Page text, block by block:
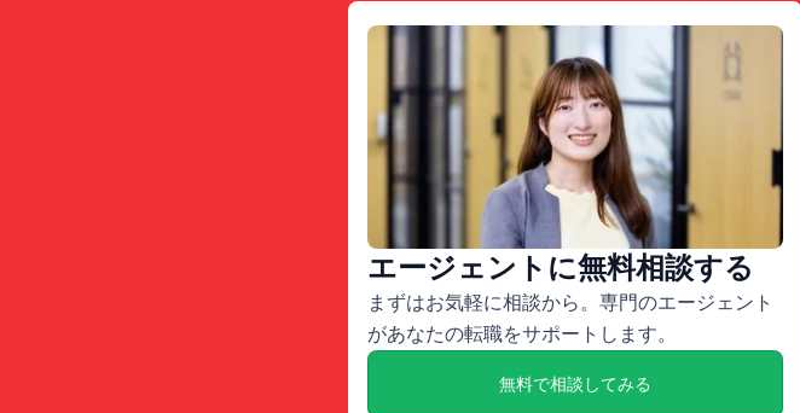
エージェントに無料相談する
まずはお気軽に相談から。専門のエージェント
があなたの転職をサポートします。
無料で相談してみる